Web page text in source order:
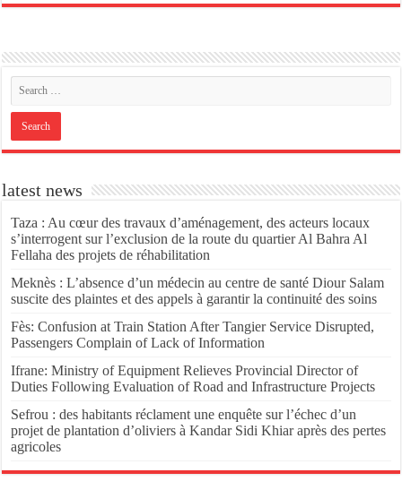
latest news
Taza : Au cœur des travaux d’aménagement, des acteurs locaux
s’interrogent sur l’exclusion de la route du quartier Al Bahra Al
Fellaha des projets de réhabilitation
Meknès : L’absence d’un médecin au centre de santé Diour Salam
suscite des plaintes et des appels à garantir la continuité des soins
Fès: Confusion at Train Station After Tangier Service Disrupted,
Passengers Complain of Lack of Information
Ifrane: Ministry of Equipment Relieves Provincial Director of
Duties Following Evaluation of Road and Infrastructure Projects
Sefrou : des habitants réclament une enquête sur l’échec d’un
projet de plantation d’oliviers à Kandar Sidi Khiar après des pertes
agricoles